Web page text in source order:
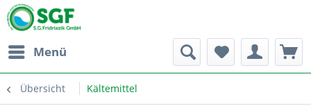
Menü
Übersicht Kältemittel